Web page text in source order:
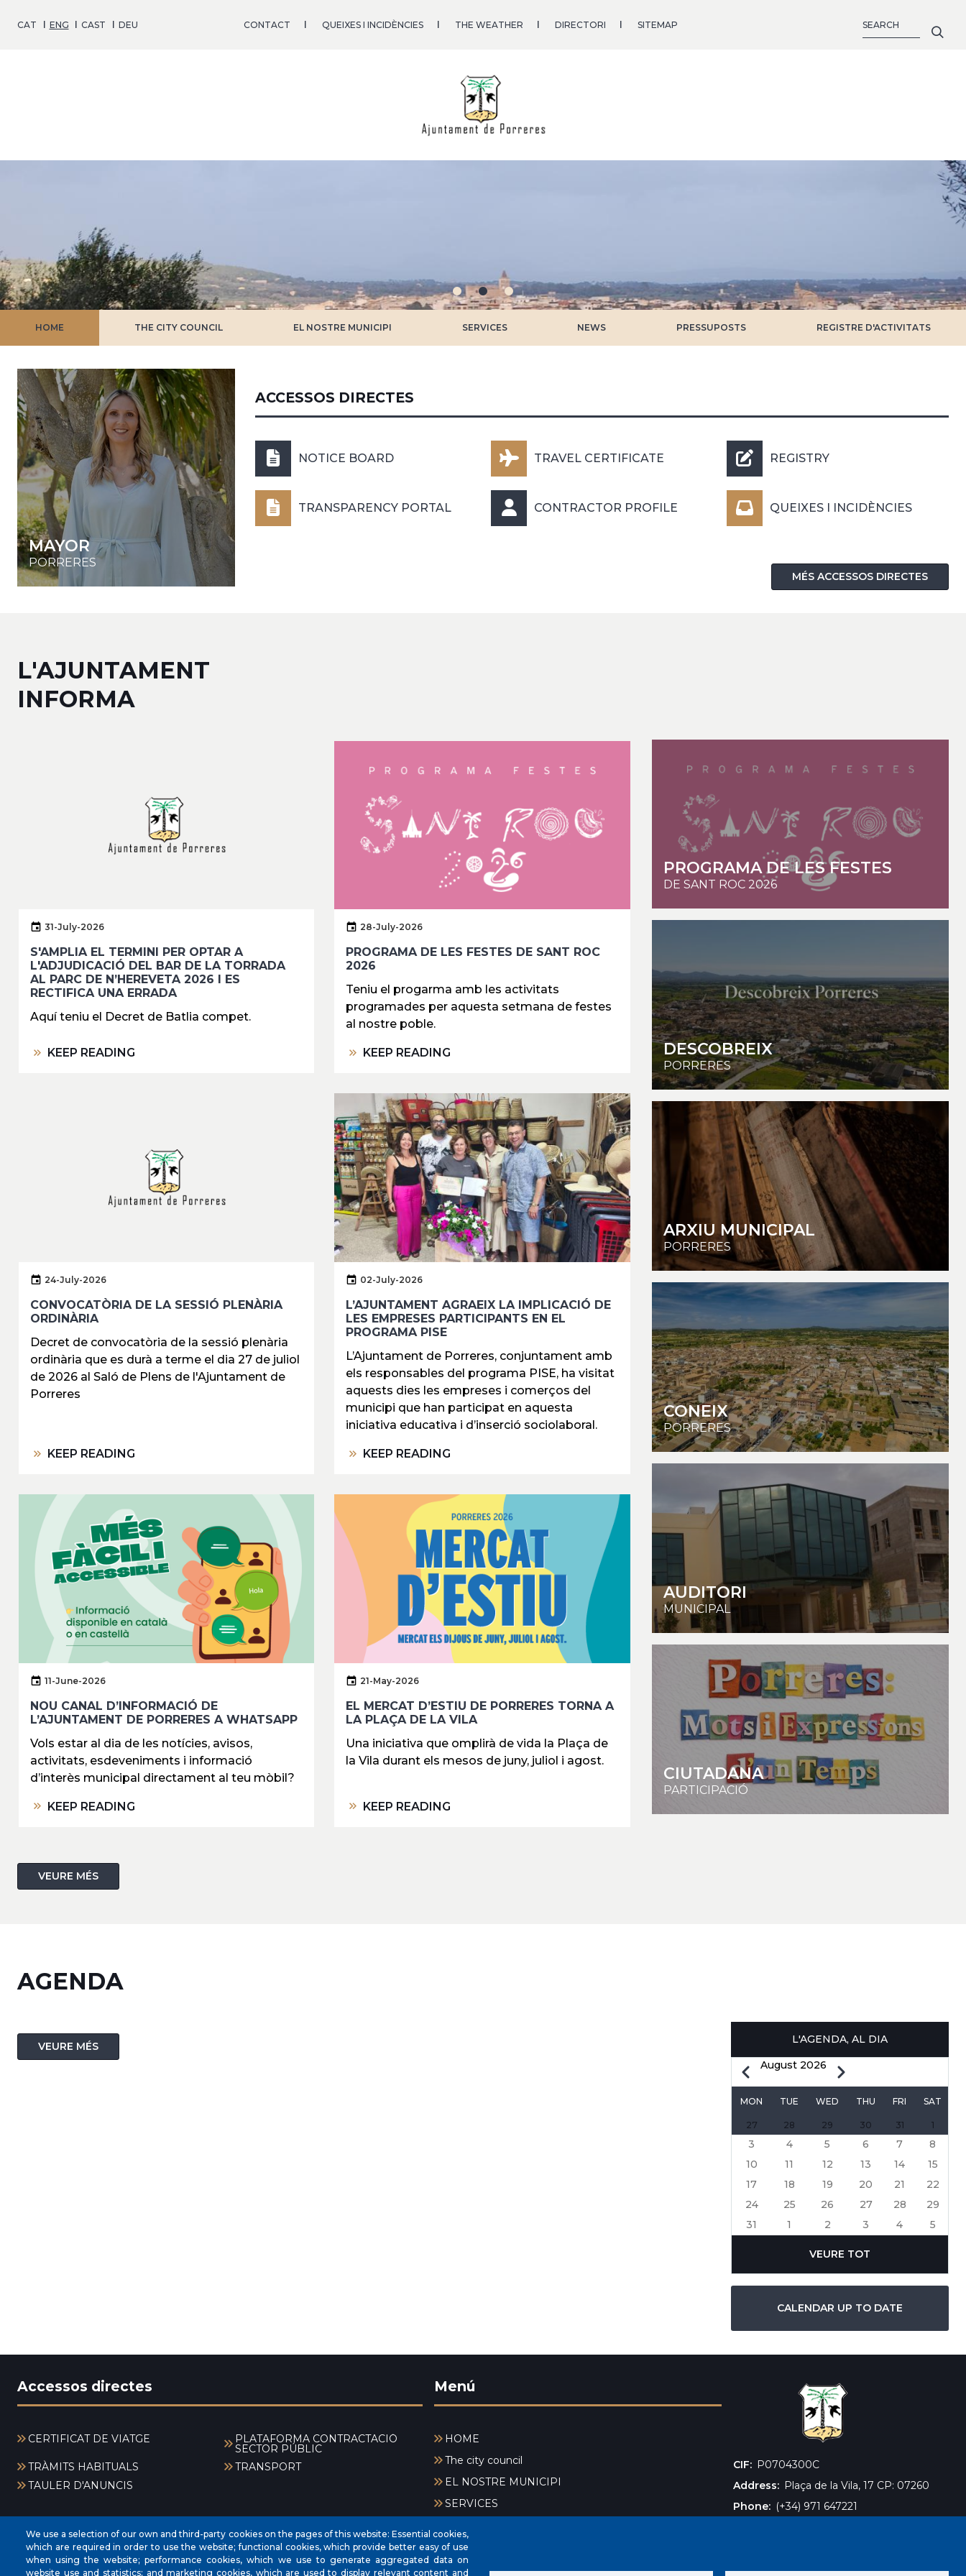
CAT ENG CAST DEU CONTACT QUEIXES I INCIDÈNCIES THE WEATHER DIRECTORI SITEMAP
HOME THE CITY COUNCIL EL NOSTRE MUNICIPI SERVICES NEWS PRESSUPOSTS REGISTRE D'ACTIVITATS
PORRERES
MAYOR
ACCESSOS DIRECTES
NOTICE BOARD TRAVEL CERTIFICATE REGISTRY
TRANSPARENCY PORTAL CONTRACTOR PROFILE QUEIXES I INCIDÈNCIES
MÉS ACCESSOS DIRECTES
L'AJUNTAMENT
INFORMA
31-July-2026
S'AMPLIA EL TERMINI PER OPTAR A
L'ADJUDICACIÓ DEL BAR DE LA TORRADA
AL PARC DE N’HEREVETA 2026 I ES
RECTIFICA UNA ERRADA
Aquí teniu el Decret de Batlia compet.
KEEP READING
28-July-2026
PROGRAMA DE LES FESTES DE SANT ROC
2026
Teniu el progarma amb les activitats
programades per aquesta setmana de festes
al nostre poble.
KEEP READING
24-July-2026
CONVOCATÒRIA DE LA SESSIÓ PLENÀRIA
ORDINÀRIA
Decret de convocatòria de la sessió plenària
ordinària que es durà a terme el dia 27 de juliol
de 2026 al Saló de Plens de l'Ajuntament de
Porreres
KEEP READING
02-July-2026
L’AJUNTAMENT AGRAEIX LA IMPLICACIÓ DE
LES EMPRESES PARTICIPANTS EN EL
PROGRAMA PISE
L’Ajuntament de Porreres, conjuntament amb
els responsables del programa PISE, ha visitat
aquests dies les empreses i comerços del
municipi que han participat en aquesta
iniciativa educativa i d’inserció sociolaboral.
KEEP READING
11-June-2026
NOU CANAL D’INFORMACIÓ DE
L’AJUNTAMENT DE PORRERES A WHATSAPP
Vols estar al dia de les notícies, avisos,
activitats, esdeveniments i informació
d’interès municipal directament al teu mòbil?
KEEP READING
21-May-2026
EL MERCAT D’ESTIU DE PORRERES TORNA A
LA PLAÇA DE LA VILA
Una iniciativa que omplirà de vida la Plaça de
la Vila durant els mesos de juny, juliol i agost.
KEEP READING
VEURE MÉS
DE SANT ROC 2026
PROGRAMA DE LES FESTES
PORRERES
DESCOBREIX
ARXIU MUNICIPAL
PORRERES
CONEIX
PORRERES
AUDITORI
MUNICIPAL
PARTICIPACIÓ
CIUTADANA
AGENDA
VEURE MÉS
L'AGENDA, AL DIA
PAGINATION
Previous
August 2026 Next
MON TUE WED THU FRI SAT
27 28 29 30 31 1
3 4 5 6 7 8
10
11 12 13 14 15
17
18 19 20 21 22
24
25 26 27 28 29
31
1 2 3 4 5
VEURE TOT
CALENDAR UP TO DATE
Accessos directes
CERTIFICAT DE VIATGE PLATAFORMA CONTRACTACIÓ
SECTOR PÚBLIC
TRÀMITS HABITUALS
TRANSPORT
TAULER D'ANUNCIS
Menú
HOME
The city council
EL NOSTRE MUNICIPI
SERVICES
PRESSUPOSTS
REGISTRE D'ACTIVITATS
CIF
‎P0704300C
Address
Plaça de la Vila, 17 CP: 07260
Phone
(+34) 971 647221
We use a selection of our own and third-party cookies on the pages of this website: Essential cookies,
which are required in order to use the website; functional cookies, which provide better easy of use
when using the website; performance cookies, which we use to generate aggregated data on
website use and statistics; and marketing cookies, which are used to display relevant content and